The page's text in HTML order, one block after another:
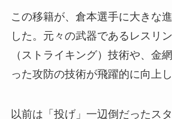
この移籍が、倉本選手に大きな
した。元々の武器であるレスリ
（ストライキング）技術や、金
った攻防の技術が飛躍的に向上し
以前は「投げ」一辺倒だったス